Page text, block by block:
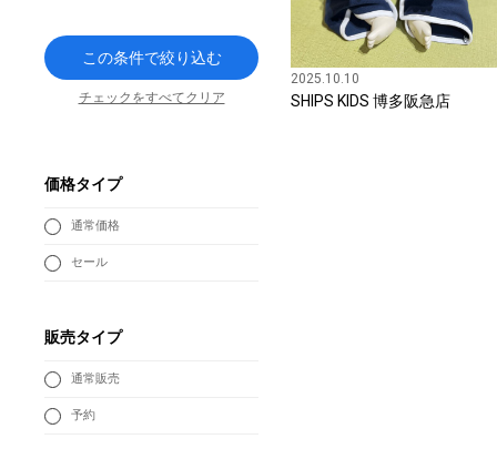
2025.10.10
SHIPS KIDS 博多阪急店
この条件で絞り込む
チェックをすべてクリア
価格タイプ
通常価格
セール
販売タイプ
通常販売
予約